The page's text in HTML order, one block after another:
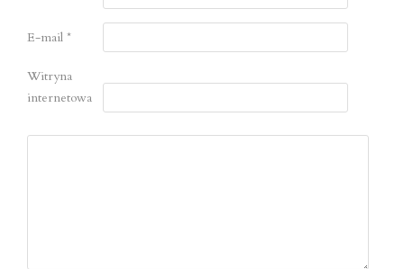
E-mail *
Witryna
internetowa